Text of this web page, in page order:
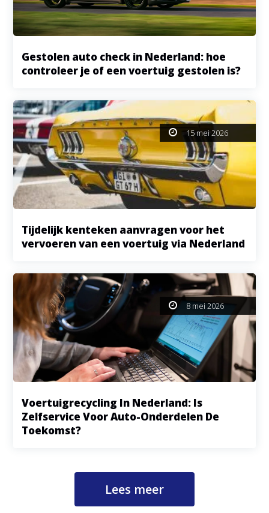
Gestolen auto check in Nederland: hoe
controleer je of een voertuig gestolen is?
15 mei 2026
Tijdelijk kenteken aanvragen voor het
vervoeren van een voertuig via Nederland
8 mei 2026
Voertuigrecycling In Nederland: Is
Zelfservice Voor Auto-Onderdelen De
Toekomst?
Lees meer